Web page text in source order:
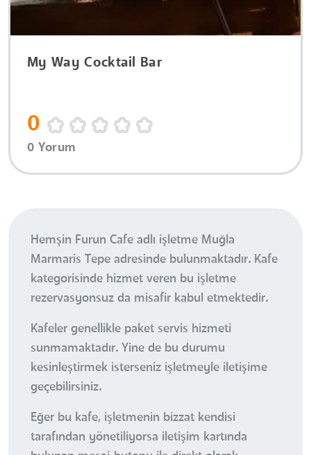
My Way Cocktail Bar
0
0 Yorum
Hemşin Furun Cafe adlı işletme Muğla
Marmaris Tepe adresinde bulunmaktadır. Kafe
kategorisinde hizmet veren bu işletme
rezervasyonsuz da misafir kabul etmektedir.
Kafeler genellikle paket servis hizmeti
sunmamaktadır. Yine de bu durumu
kesinleştirmek isterseniz işletmeyle iletişime
geçebilirsiniz.
Eğer bu kafe, işletmenin bizzat kendisi
tarafından yönetiliyorsa iletişim kartında